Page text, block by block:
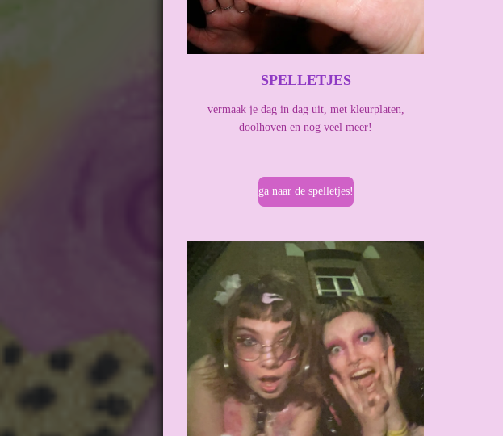
SPELLETJES
vermaak je dag in dag uit, met kleurplaten,
doolhoven en nog veel meer!
ga naar de spelletjes!